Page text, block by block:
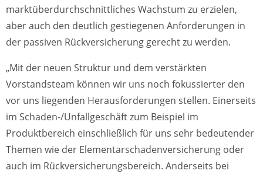
marktüberdurchschnittliches Wachstum zu erzielen,
aber auch den deutlich gestiegenen Anforderungen in
der passiven Rückversicherung gerecht zu werden.
„Mit der neuen Struktur und dem verstärkten
Vorstandsteam können wir uns noch fokussierter den
vor uns liegenden Herausforderungen stellen. Einerseits
im Schaden-/Unfallgeschäft zum Beispiel im
Produktbereich einschließlich für uns sehr bedeutender
Themen wie der Elementarschadenversicherung oder
auch im Rückversicherungsbereich. Anderseits bei